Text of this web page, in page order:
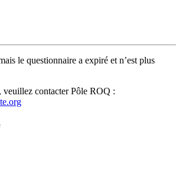
le questionnaire a expiré et n’est plus
contacter Pôle ROQ :